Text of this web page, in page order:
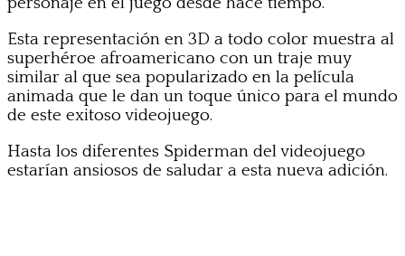
Esta representación en 3D a todo color muestra al
superhéroe afroamericano con un traje muy
similar al que sea popularizado en la película
animada que le dan un toque único para el mundo
de este exitoso videojuego.
Hasta los diferentes Spiderman del videojuego
estarían ansiosos de saludar a esta nueva adición.